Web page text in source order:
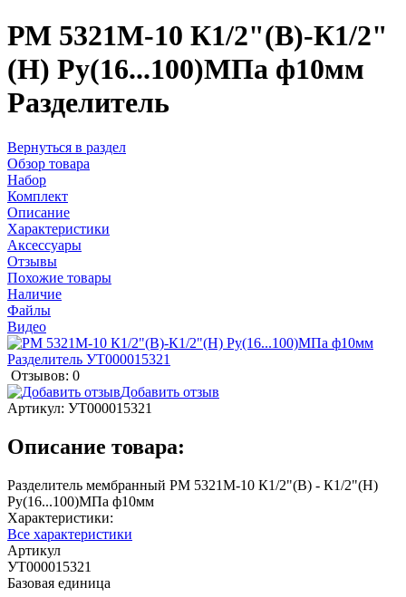
РМ 5321М-10 К1/2"(В)-К1/2"
(Н) Ру(16...100)МПа ф10мм
Разделитель
Вернуться в раздел
Обзор товара
Набор
Комплект
Описание
Характеристики
Аксессуары
Отзывы
Похожие товары
Наличие
Файлы
Видео
Отзывов: 0
Добавить отзыв
Артикул: УТ000015321
Описание товара:
Разделитель мембранный РМ 5321М-10 К1/2"(В) - К1/2"(Н)
Ру(16...100)МПа ф10мм
Характеристики:
Все характеристики
Артикул
УТ000015321
Базовая единица